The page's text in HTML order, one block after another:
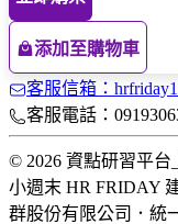
添加至購物車
客服信箱：
客服電話：
© 2026 資點研習平
小週末 HR FRIDAY
群股份有限公司 ． 統